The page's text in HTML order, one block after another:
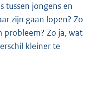
tussen jongens en
zijn gaan lopen? Zo
probleem? Zo ja, wat
kleiner te